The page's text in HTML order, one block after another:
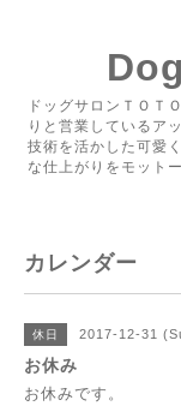
ドッグサロンＴＯＴ
りと営業しているア
技術を活かした可愛
な仕上がりをモット
カレンダー
休日 2017-12-31
お休み
お休みです。